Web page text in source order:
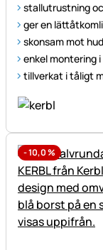
stallutrustning
ger en
skonsam mot
enkel montering
tillverkat i tåligt
-10,0%